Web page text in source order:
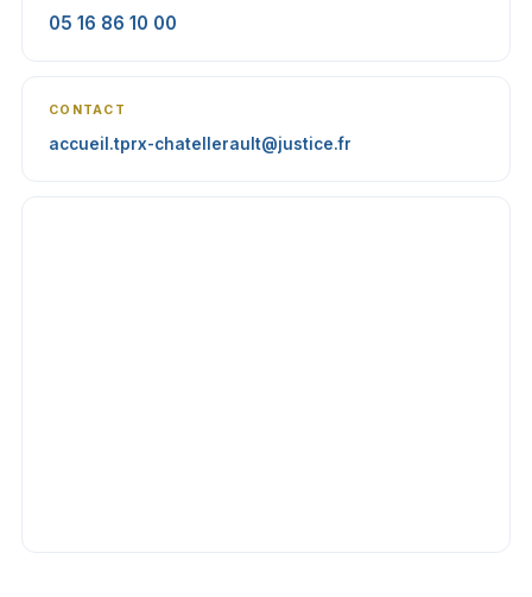
05 16 86 10 00
CONTACT
accueil.tprx-chatellerault@justice.fr